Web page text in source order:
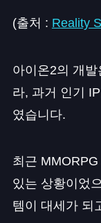
(출처 : Reality
아이온2의 개
라, 과거 인기
였습니다.
최근
있는 상황이었
템이 대세가 되